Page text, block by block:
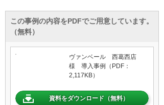
この事例の内容をPDFでご用意しています。
（無料）
ヴァンベール 西葛西店
様 導入事例（PDF：
2,117KB）
資料をダウンロード（無料）